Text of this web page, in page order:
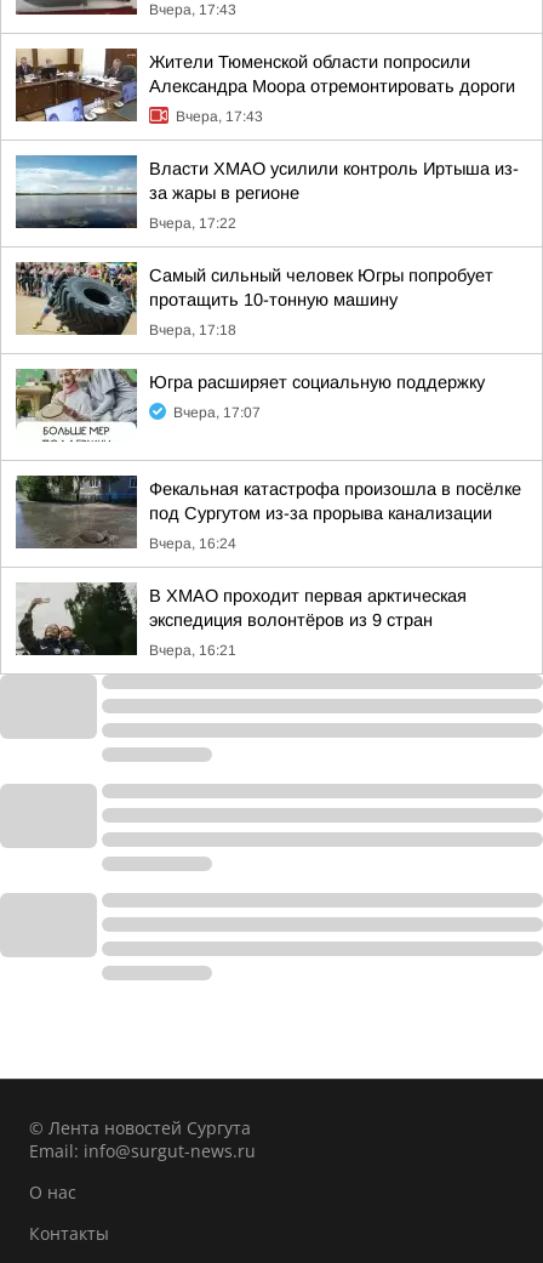
Вчера, 17:43
Жители Тюменской области попросили
Александра Моора отремонтировать дороги
Вчера, 17:43
Власти ХМАО усилили контроль Иртыша из-
за жары в регионе
Вчера, 17:22
Самый сильный человек Югры попробует
протащить 10-тонную машину
Вчера, 17:18
Югра расширяет социальную поддержку
Вчера, 17:07
Фекальная катастрофа произошла в посёлке
под Сургутом из-за прорыва канализации
Вчера, 16:24
В ХМАО проходит первая арктическая
экспедиция волонтёров из 9 стран
Вчера, 16:21
© Лента новостей Сургута
Email: info@surgut-news.ru
О нас
Контакты